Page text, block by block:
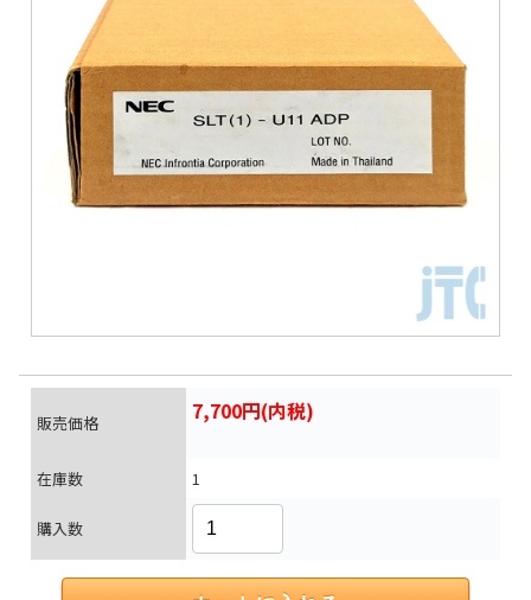
販売価格 7,700円(内税)
在庫数 1
購入数